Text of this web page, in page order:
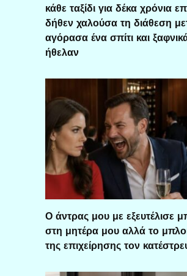
κάθε ταξίδι για δέκα χρόνια
δήθεν χαλούσα τη διάθεση
αγόρασα ένα σπίτι και
ήθελαν
Ο άντρας μου με εξευτέλισε
στη μητέρα μου αλλά το
της επιχείρησης τον